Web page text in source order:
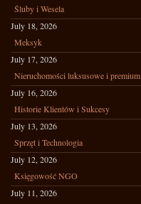
Śluby i Wesela
July 18, 2026
Meksyk
July 17, 2026
Nieruchomości luksusowe i premium
July 16, 2026
Historie Klientów i Sukcesy
July 13, 2026
Sprzęt i Technologia
July 12, 2026
Księgowość NGO
July 11, 2026